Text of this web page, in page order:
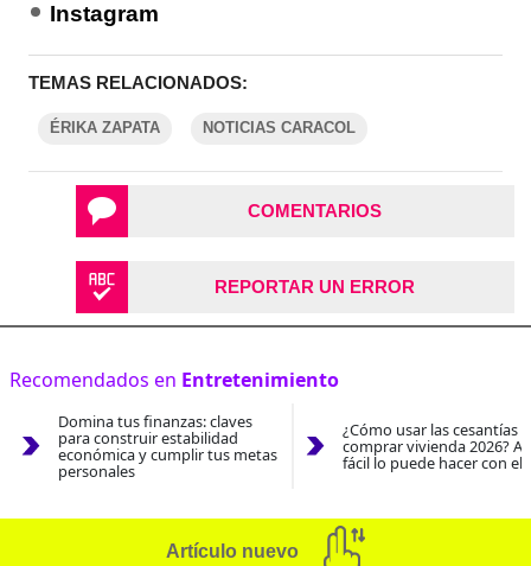
Instagram
TEMAS RELACIONADOS:
ÉRIKA ZAPATA NOTICIAS CARACOL
COMENTARIOS
REPORTAR UN ERROR
Recomendados en Entretenimiento
Domina tus finanzas: claves
para construir estabilidad
económica y cumplir tus metas
personales
¿Cómo usar las cesantías
comprar vivienda 2026?
fácil lo puede hacer con el
Artículo nuevo